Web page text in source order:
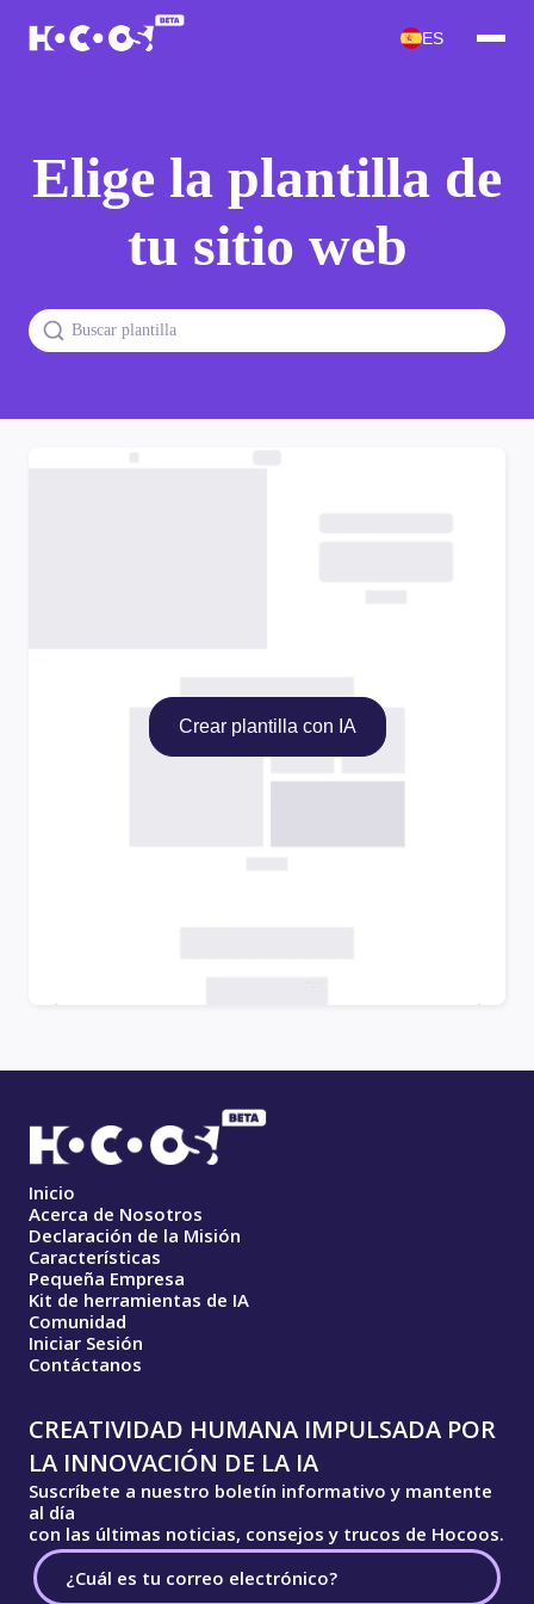
ES
Elige la plantilla de
tu sitio web
Crear plantilla con IA
Inicio
Acerca de Nosotros
Declaración de la Misión
Características
Pequeña Empresa
Kit de herramientas de IA
Comunidad
Iniciar Sesión
Contáctanos
CREATIVIDAD HUMANA IMPULSADA POR
LA INNOVACIÓN DE LA IA
Suscríbete a nuestro boletín informativo y mantente
al día
con las últimas noticias, consejos y trucos de Hocoos.